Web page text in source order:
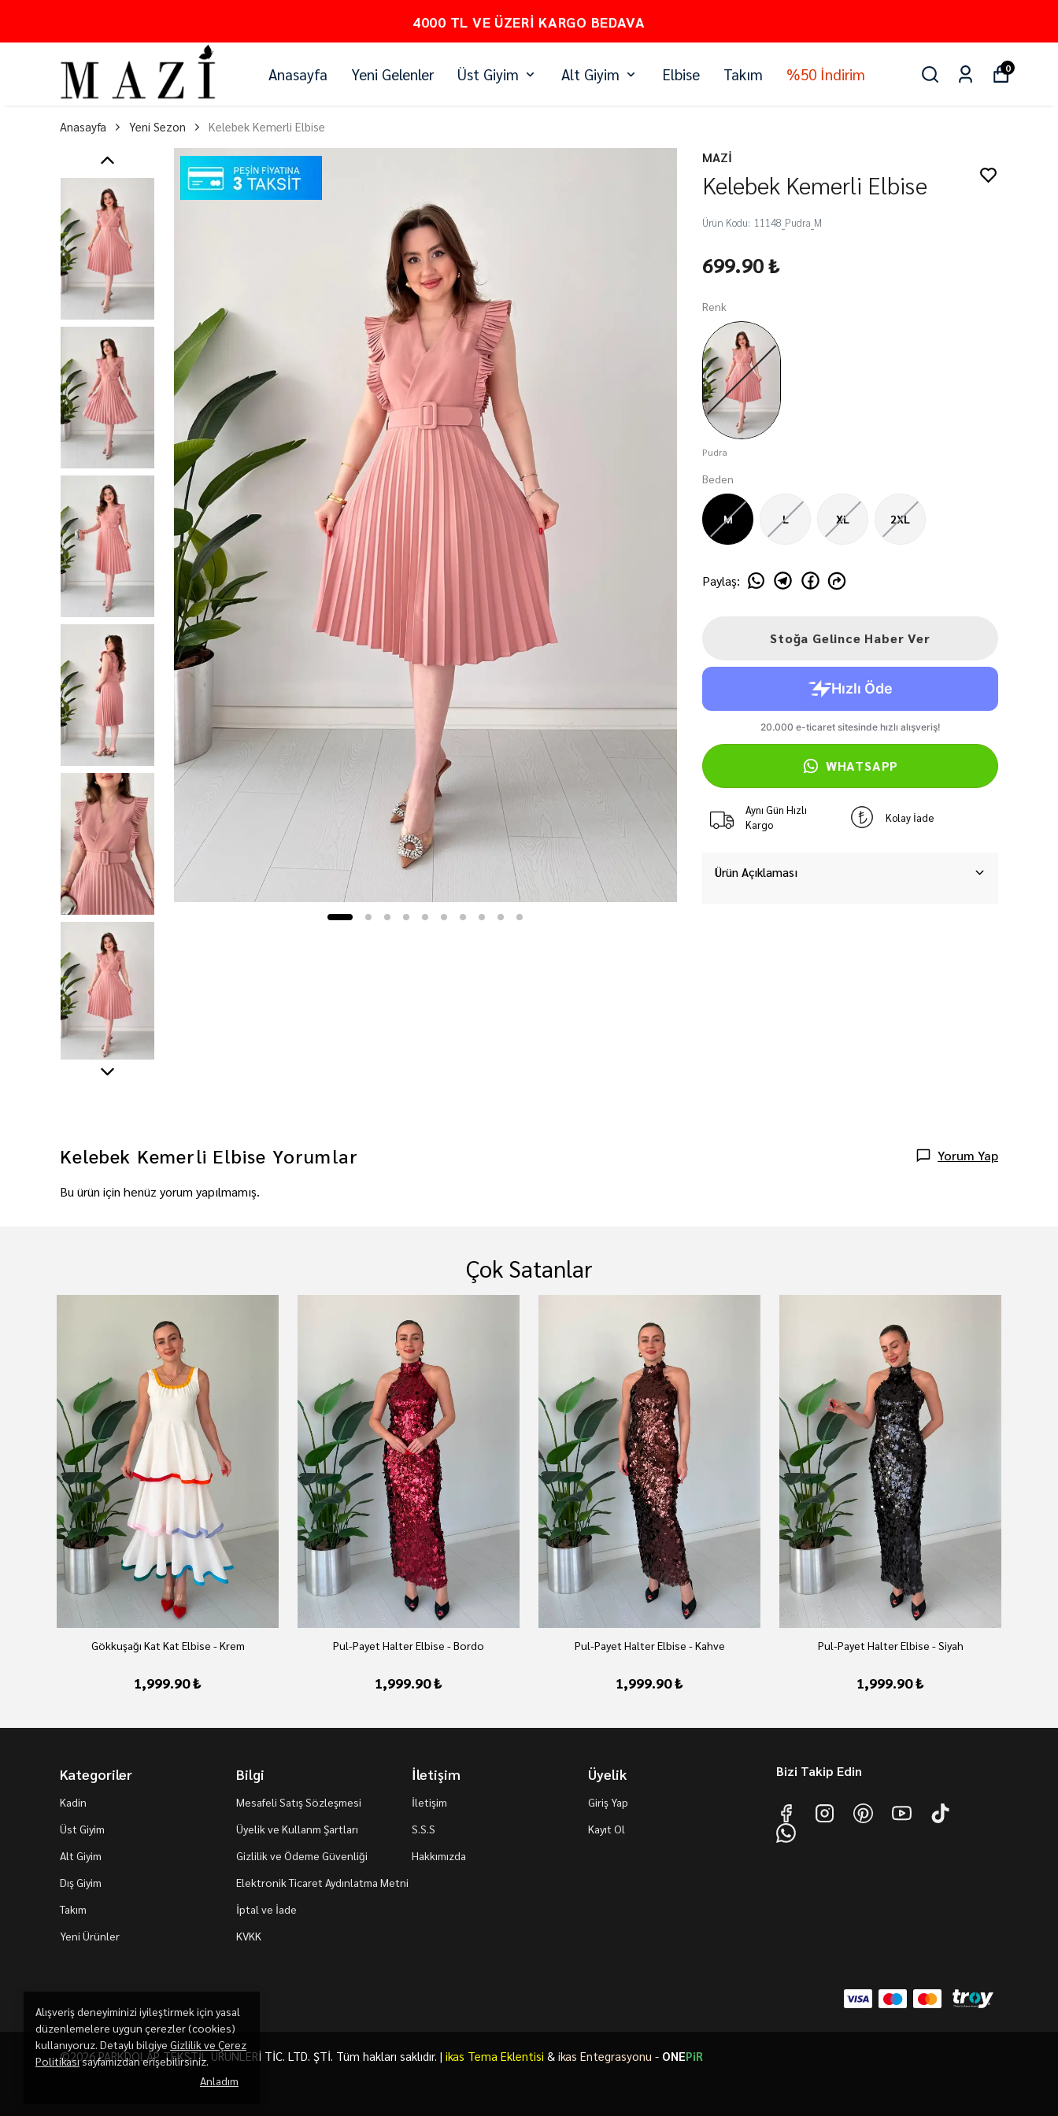
PEŞİN FİYATINA 3 TAKSİT
Anasayfa Yeni Gelenler Üst Giyim Alt Giyim Elbise Takım %50 İndirim 0
Alışveriş deneyiminizi iyileştirmek için yasal
düzenlemelere uygun çerezler (cookies)
kullanıyoruz. Detaylı bilgiye Gizlilik ve Çerez
Politikasısayfamızdan erişebilirsiniz.
Anladım
Anasayfa Yeni Sezon Kelebek Kemerli Elbise
MAZİ
Kelebek Kemerli Elbise
Ürün Kodu: 11148_Pudra_M
699.90 ₺
Renk
Pudra
Beden
M L XL 2XL
Paylaş:
Stoğa Gelince Haber Ver
WHATSAPP
Aynı Gün Hızlı
Kargo
Kolay İade
Ürün Açıklaması
Kelebek Kemerli Elbise Yorumlar Yorum Yap
Bu ürün için henüz yorum yapılmamış.
Çok Satanlar
Gökkuşağı Kat Kat Elbise - Krem
1,999.90 ₺
Pul-Payet Halter Elbise - Bordo
1,999.90 ₺
Pul-Payet Halter Elbise - Kahve
1,999.90 ₺
Pul-Payet Halter Elbise - Siyah
1,999.90 ₺
Kategoriler
Kadin
Üst Giyim
Alt Giyim
Dış Giyim
Takım
Yeni Ürünler
Bilgi
Mesafeli Satış Sözleşmesi
Üyelik ve Kullanm Şartları
Gizlilik ve Ödeme Güvenliği
Elektronik Ticaret Aydınlatma Metni
İptal ve İade
KVKK
İletişim
İletişim
S.S.S
Hakkımızda
Üyelik
Giriş Yap
Kayıt Ol
Bizi Takip Edin
©2026 PARKDOLAP TEKSTİL ÜRÜNLERİ TİC. LTD. ŞTİ. Tüm hakları saklıdır. | ikas Tema Eklentisi & ikas Entegrasyonu - ONEPiR